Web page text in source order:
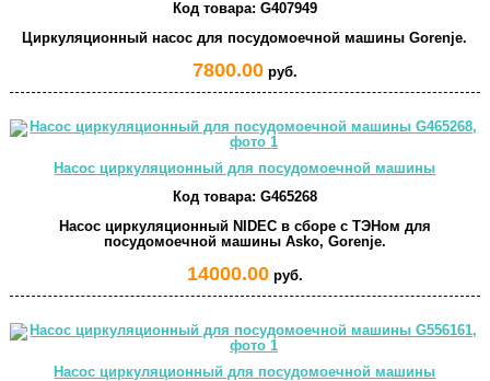
Код товара: G407949
Циркуляционный насос для посудомоечной машины Gorenje.
7800.00руб.
Насос циркуляционный для посудомоечной машины
Код товара: G465268
Насос циркуляционный NIDEC в сборе с ТЭНом для
посудомоечной машины Asko, Gorenje.
14000.00руб.
Насос циркуляционный для посудомоечной машины